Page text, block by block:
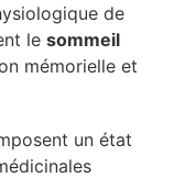
de
le sommeil
mémorielle et
un état